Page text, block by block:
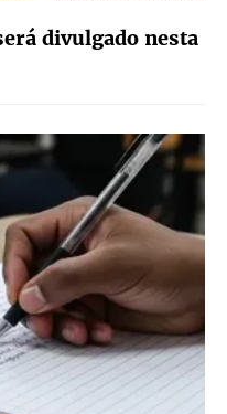
divulgado nesta